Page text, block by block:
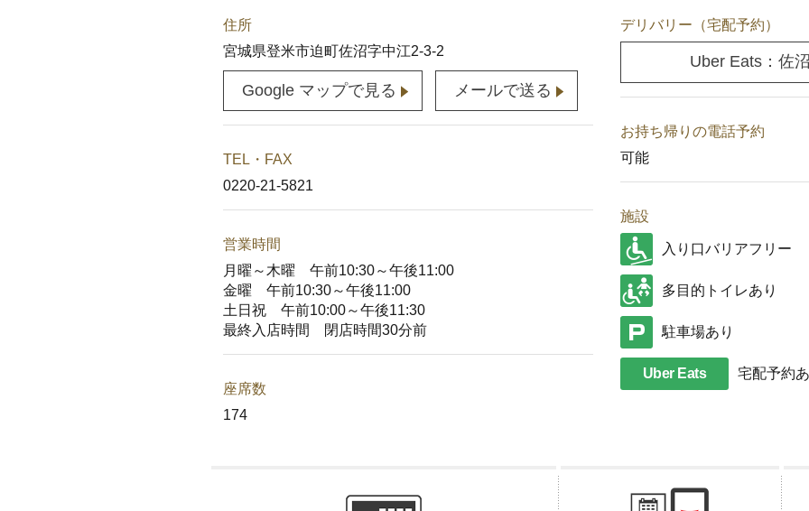
住所
宮城県登米市迫町佐沼字中江2-3-2
Google マップで見る メールで送る
TEL・FAX
0220-21-5821
営業時間
月曜～木曜 午前10:30～午後11:00
金曜 午前10:30～午後11:00
土日祝 午前10:00～午後11:30
最終入店時間 閉店時間30分前
座席数
174
デリバリー（宅配予約）
Uber Eats：佐
お持ち帰りの電話予約
可能
施設
入り口バリアフリー
多目的トイレあり
駐車場あり
Uber Eats 宅配予約